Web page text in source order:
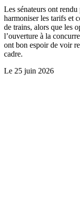
Les sénateurs ont
harmoniser les tarifs et
de trains, alors que les
l’ouverture à la
ont bon espoir de voir
cadre.
Le 25 juin 2026